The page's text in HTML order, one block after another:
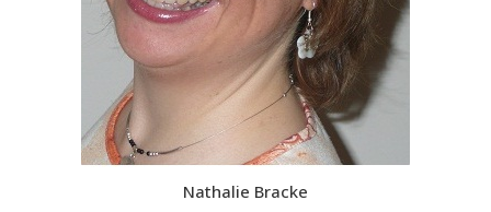
Nathalie Bracke